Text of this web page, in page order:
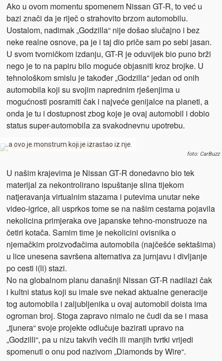
Ako u ovom momentu spomenem Nissan GT-R, to već u
bazi znači da je riječ o strahovito brzom automobilu.
Uostalom, nadimak „Godzilla“ nije došao slučajno i bez
neke realne osnove, pa je i taj dio priče sam po sebi jasan.
U svom tvorničkom izdanju, GT-R je oduvijek bio puno brži
nego je to na papiru bilo moguće objasniti kroz brojke. U
tehnološkom smislu je također „Godzilla“ jedan od onih
automobila koji su svojim naprednim rješenjima u
mogućnosti posramiti čak i najveće genijalce na planeti, a
onda je tu i dostupnost zbog koje je ovaj automobil i dobio
status super-automobila za svakodnevnu upotrebu.
…a ovo je monstrum koji je izrastao iz nje.
foto: CarBuzz
U našim krajevima je Nissan GT-R donedavno bio tek
materijal za nekontrolirano ispuštanje slina tijekom
natjeravanja virtualnim stazama i putevima unutar neke
video-igrice, ali usprkos tome se na našim cestama pojavila
nekolicina primjeraka ove japanske tehno-monstruoze na
četiri kotača. Samim time je nekolicini ovisnika o
njemačkim proizvođačima automobila (najčešće sektašima)
u lice unesena savršena alternativa za jurnjavu i divljanje
po cesti i(li) stazi.
No na globalnom planu današnji Nissan GT-R nadilazi čak
i kultni status koji su imale sve nekad aktualne generacije
tog automobila i zaljubljenika u ovaj automobil doista ima
ogroman broj. Stoga zapravo nimalo ne čudi da se i masa
„tjunera“ svoje projekte odlučuje bazirati upravo na
„Godzilli“, pa u nizu takvih većih ili manjih tvrtki vrijedi
spomenuti o onu pod nazivom „Diamonds by Wire“.